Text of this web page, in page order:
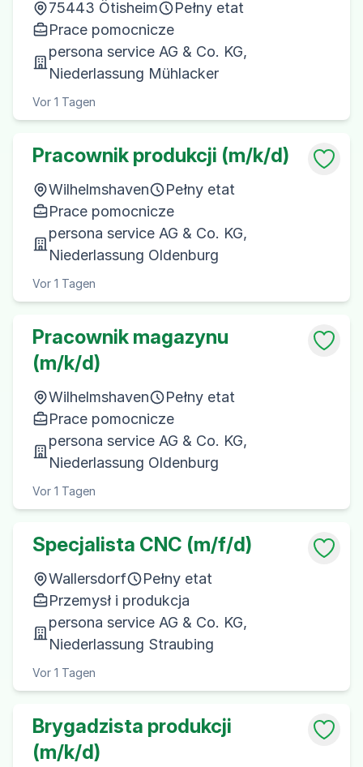
75443 Ötisheim
Pełny etat
Prace pomocnicze
persona service AG & Co. KG,
Niederlassung Mühlacker
Vor 1 Tagen
Pracownik produkcji (m/k/d)
Wilhelmshaven
Pełny etat
Prace pomocnicze
persona service AG & Co. KG,
Niederlassung Oldenburg
Vor 1 Tagen
Pracownik magazynu
(m/k/d)
Wilhelmshaven
Pełny etat
Prace pomocnicze
persona service AG & Co. KG,
Niederlassung Oldenburg
Vor 1 Tagen
Specjalista CNC (m/f/d)
Wallersdorf
Pełny etat
Przemysł i produkcja
persona service AG & Co. KG,
Niederlassung Straubing
Vor 1 Tagen
Brygadzista produkcji
(m/k/d)